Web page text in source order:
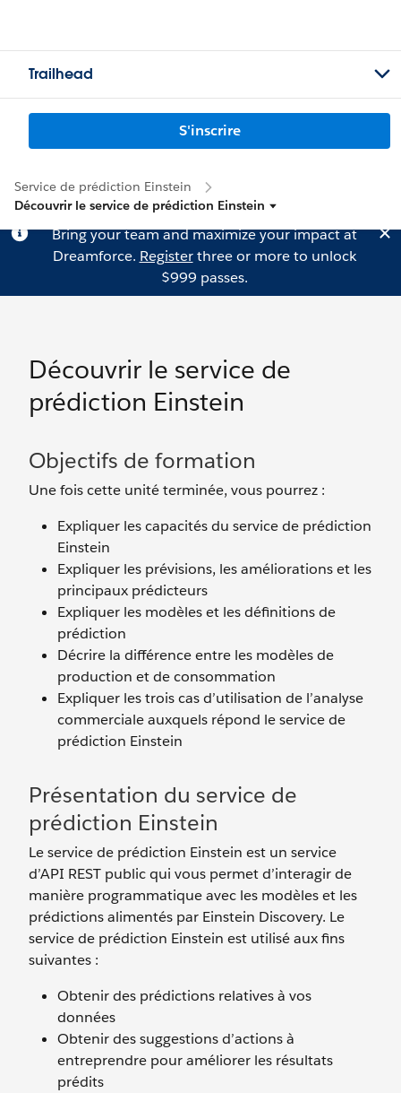
Trailhead
S'inscrire
Service de prédiction Einstein
Découvrir le service de prédiction Einstein
Bring your team and maximize your impact at
Dreamforce. Registerthree or more to unlock
$999 passes.
Découvrir le service de
prédiction Einstein
Objectifs de formation
Une fois cette unité terminée, vous pourrez :
Expliquer les capacités du service de prédiction
Einstein
Expliquer les prévisions, les améliorations et les
principaux prédicteurs
Expliquer les modèles et les définitions de
prédiction
Décrire la différence entre les modèles de
production et de consommation
Expliquer les trois cas d’utilisation de l’analyse
commerciale auxquels répond le service de
prédiction Einstein
Présentation du service de
prédiction Einstein
Le service de prédiction Einstein est un service
d’API REST public qui vous permet d’interagir de
manière programmatique avec les modèles et les
prédictions alimentés par Einstein Discovery. Le
service de prédiction Einstein est utilisé aux fins
suivantes :
Obtenir des prédictions relatives à vos
données
Obtenir des suggestions d’actions à
entreprendre pour améliorer les résultats
prédits